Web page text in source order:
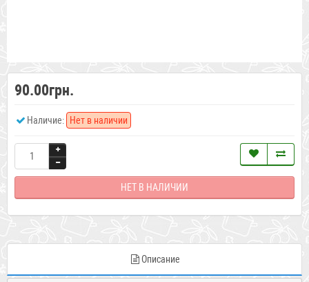
90.00грн.
Наличие: Нет в наличии
НЕТ В НАЛИЧИИ
Описание